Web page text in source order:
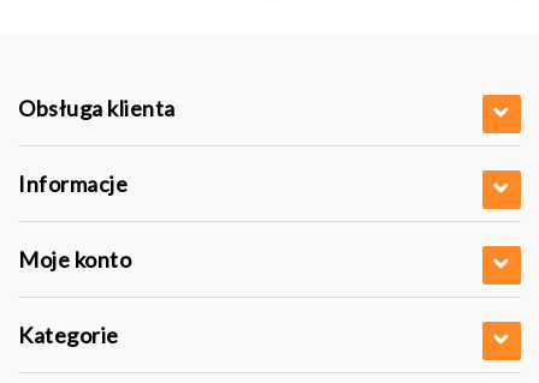
Obsługa klienta
Informacje
Moje konto
Kategorie